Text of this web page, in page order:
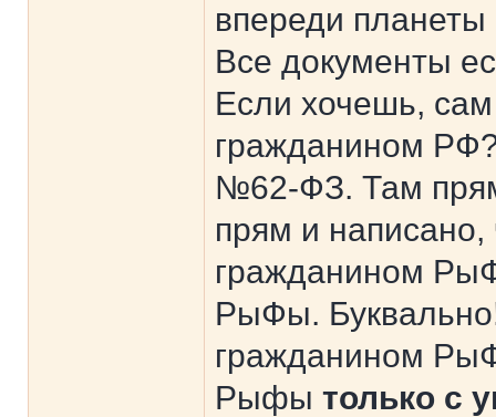
впереди планеты
Все документы
Если хочешь,
гражданином
№62-ФЗ. Там
прям и
гражданином
РыФы.
гражданином
Рыфы только с